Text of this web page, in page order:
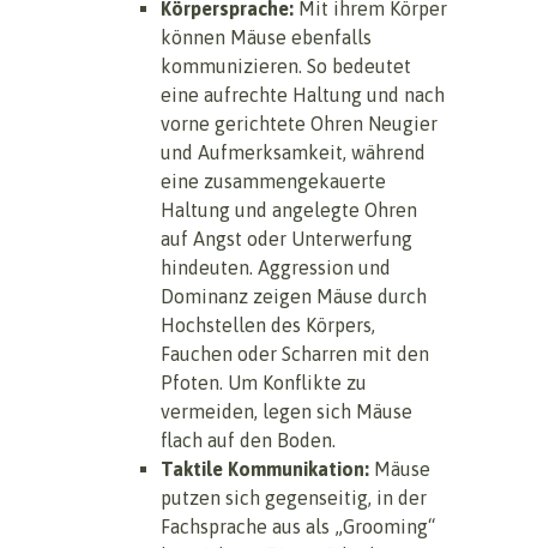
Körpersprache: Mit ihrem Körper
können Mäuse ebenfalls
kommunizieren. So bedeutet
eine aufrechte Haltung und nach
vorne gerichtete Ohren Neugier
und Aufmerksamkeit, während
eine zusammengekauerte
Haltung und angelegte Ohren
auf Angst oder Unterwerfung
hindeuten. Aggression und
Dominanz zeigen Mäuse durch
Hochstellen des Körpers,
Fauchen oder Scharren mit den
Pfoten. Um Konflikte zu
vermeiden, legen sich Mäuse
flach auf den Boden.
Taktile Kommunikation: Mäuse
putzen sich gegenseitig, in der
Fachsprache aus als „Grooming“